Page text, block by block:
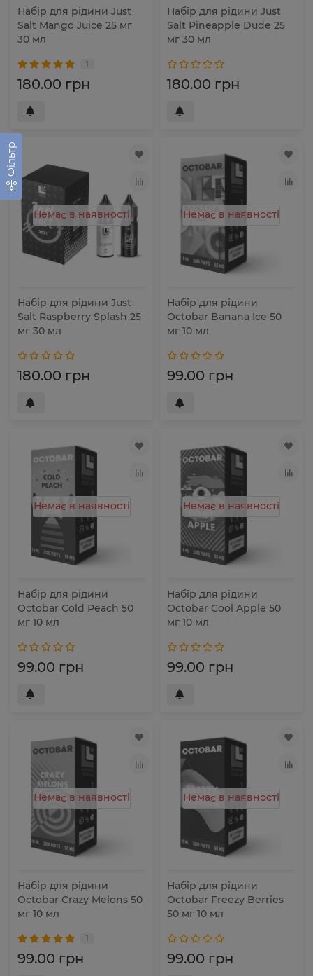
Фільтр
Набір для рідини Just
Salt Mango Juice 25 мг
30 мл
1
180.00 грн
Набір для рідини Just
Salt Pineapple Dude 25
мг 30 мл
180.00 грн
Немає в наявності
Набір для рідини Just
Salt Raspberry Splash 25
мг 30 мл
180.00 грн
Немає в наявності
Набір для рідини
Octobar Banana Ice 50
мг 10 мл
99.00 грн
Немає в наявності
Набір для рідини
Octobar Cold Peach 50
мг 10 мл
99.00 грн
Немає в наявності
Набір для рідини
Octobar Cool Apple 50
мг 10 мл
99.00 грн
Немає в наявності
Набір для рідини
Octobar Crazy Melons 50
мг 10 мл
1
99.00 грн
Немає в наявності
Набір для рідини
Octobar Freezy Berries
50 мг 10 мл
99.00 грн